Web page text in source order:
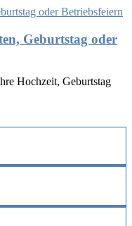
Geburtstag oder
Hochzeit, Geburtstag